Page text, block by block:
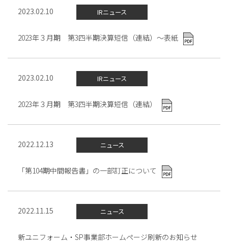
2023.02.10 IRニュース
2023年３月期 第3四半期決算短信（連結）～表紙
2023.02.10 IRニュース
2023年３月期 第3四半期決算短信（連結）
2022.12.13 ニュース
「第104期中間報告書」の一部訂正について
2022.11.15 ニュース
新ユニフォーム・SP事業部ホームページ刷新のお知らせ